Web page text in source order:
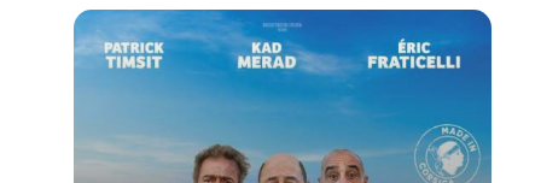
PALME D'OR du FESTIVAL DE CANNES 2026 -
Réalisé par Cristian Mungiu
Voir la fiche du film